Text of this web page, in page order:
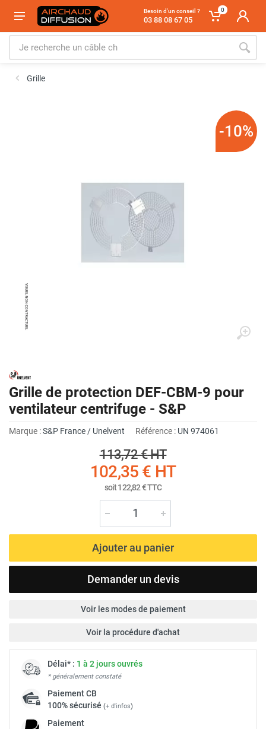
Besoin d'un conseil ?
03 88 08 67 05
0
Grille
-10%
Grille de protection DEF-CBM-9 pour
ventilateur centrifuge - S&P
Marque :S&P France / Unelvent Référence : UN 974061
113,72 €HT
102,35 € HT
soit122,82 €TTC
Ajouter au panier
Demander un devis
Voir les modes de paiement
Voir la procédure d'achat
Délai* : 1 à 2 jours ouvrés
* généralement constaté
PaiementCB
100% sécurisé (+ d'infos)
Paiement